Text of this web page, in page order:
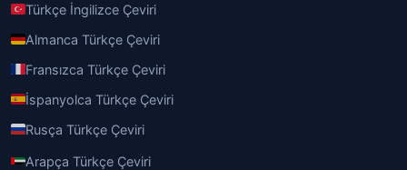
Türkçe İngilizce Çeviri
Almanca Türkçe Çeviri
Fransızca Türkçe Çeviri
İspanyolca Türkçe Çeviri
Rusça Türkçe Çeviri
Arapça Türkçe Çeviri